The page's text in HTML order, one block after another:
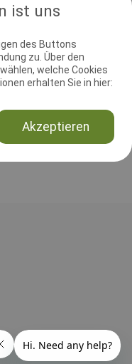
ist uns
des Buttons
zu. Über den
welche Cookies
erhalten Sie in hier:
Akzeptieren